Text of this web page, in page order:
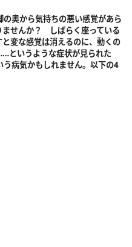
奥から気持ちの悪い感覚があら
ませんか？ しばらく座っている
変な感覚は消えるのに、動くの
というような症状が見られた
う病気かもしれません。以下の4